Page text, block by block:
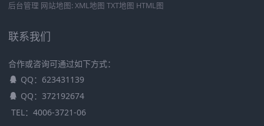
后台管理 网站地图: XML地图 TXT地图 HTML图
联系我们
合作或咨询可通过如下方式：
QQ：623431139
QQ：372192674
TEL：4006-3721-06